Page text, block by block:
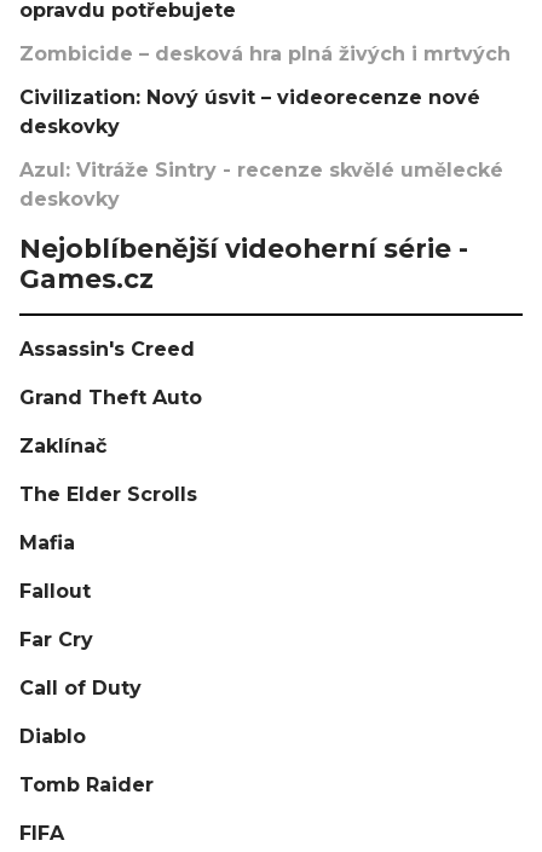
opravdu potřebujete
Zombicide – desková hra plná živých i mrtvých
Civilization: Nový úsvit – videorecenze nové
deskovky
Azul: Vitráže Sintry - recenze skvělé umělecké
deskovky
Nejoblíbenější videoherní série -
Games.cz
Assassin's Creed
Grand Theft Auto
Zaklínač
The Elder Scrolls
Mafia
Fallout
Far Cry
Call of Duty
Diablo
Tomb Raider
FIFA